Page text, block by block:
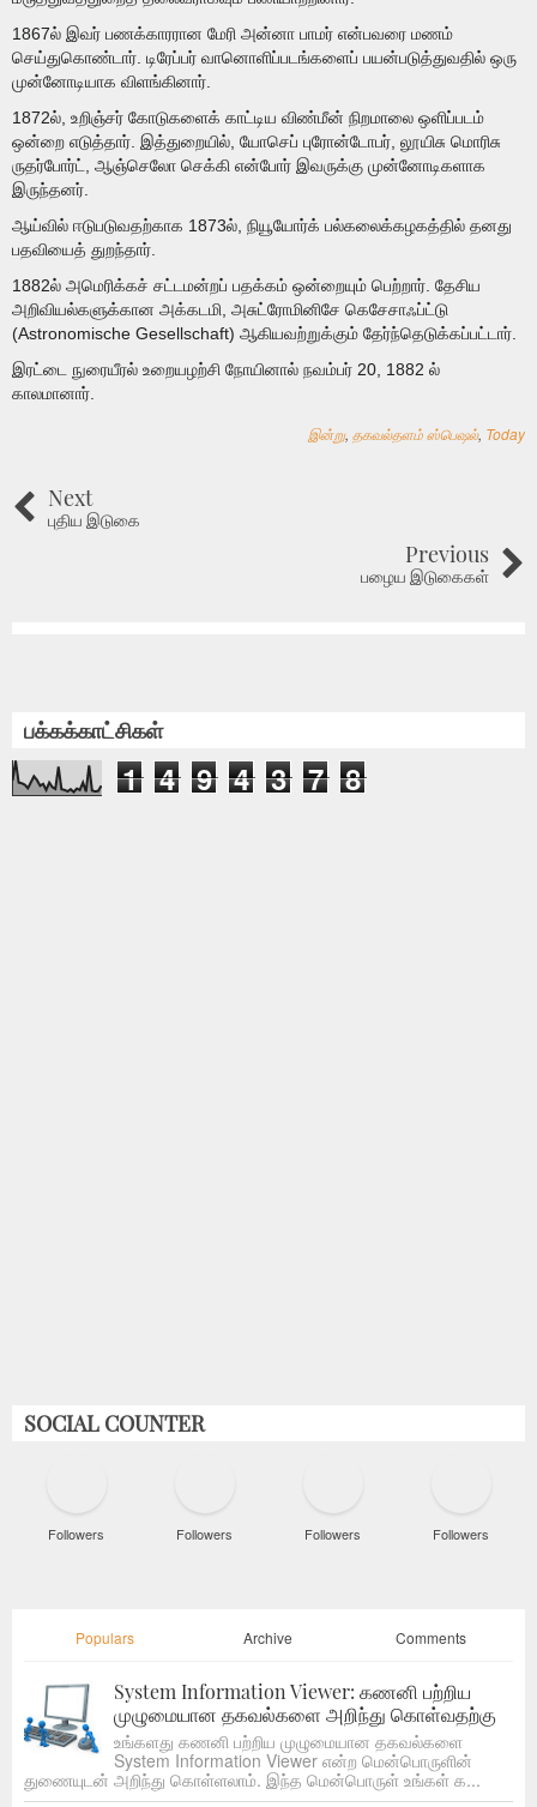
1867ல் இவர் பணக்காரரான மேரி அன்னா பாமர் என்பவரை மணம்
செய்துகொண்டார். டிரேப்பர் வானொளிப்படங்களைப் பயன்படுத்துவதில் ஒரு
முன்னோடியாக விளங்கினார்.
1872ல், உறிஞ்சர் கோடுகளைக் காட்டிய விண்மீன் நிறமாலை ஒளிப்படம்
ஒன்றை எடுத்தார். இத்துறையில், யோசெப் புரோன்டோபர், லூயிசு மொரிசு
ருதர்போர்ட், ஆஞ்செலோ செக்கி என்போர் இவருக்கு முன்னோடிகளாக
இருந்தனர்.
ஆய்வில் ஈடுபடுவதற்காக 1873ல், நியூயோர்க் பல்கலைக்கழகத்தில் தனது
பதவியைத் துறந்தார்.
1882ல் அமெரிக்கச் சட்டமன்றப் பதக்கம் ஒன்றையும் பெற்றார். தேசிய
அறிவியல்களுக்கான அக்கடமி, அசுட்ரோமினிசே கெசேசாஃப்ட்டு
(Astronomische Gesellschaft) ஆகியவற்றுக்கும் தேர்ந்தெடுக்கப்பட்டார்.
இரட்டை நுரையீரல் உறையழற்சி நோயினால் நவம்பர் 20, 1882 ல்
காலமானார்.
இன்று, தகவல்தளம் ஸ்பெஷல், Today
Next
புதிய இடுகை
Previous
பழைய இடுகைகள்
பக்கக்காட்சிகள்
1 4 9 4 3 7 8
SOCIAL COUNTER
Followers Followers Followers Followers
Populars Archive Comments
System Information Viewer: கணனி பற்றிய
முழுமையான தகவல்களை அறிந்து கொள்வதற்கு
உங்களது கணனி பற்றிய முழுமையான தகவல்களை
System Information Viewer என்ற மென்பொருளின்
துணையுடன் அறிந்து கொள்ளலாம். இந்த மென்பொருள் உங்கள் க...